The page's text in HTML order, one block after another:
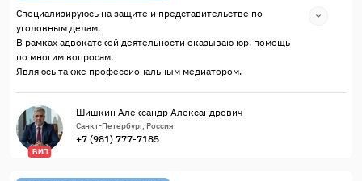
Специализируюсь на защите и представительстве по
уголовным делам.
В рамках адвокатской деятельности оказываю юр. помощь
по многим вопросам.
Являюсь также профессиональным медиатором.
ВИП
Шишкин Александр Александрович
Санкт-Петербург, Россия
+7 (981) 777-7185